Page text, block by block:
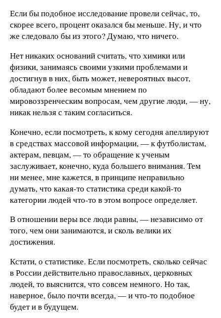
Если бы подобное исследование провели сейчас, то,
скорее всего, процент оказался бы меньше. Ну, и что
же следовало бы из этого? Думаю, что ничего.
Нет никаких оснований считать, что химики или
физики, занимаясь своими узкими проблемами и
достигнув в них, быть может, невероятных высот,
обладают более весомым мнением по
мировоззренческим вопросам, чем другие люди, — ну,
никак нельзя с таким согласиться.
Конечно, если посмотреть, к кому сегодня апеллируют
в средствах массовой информации, — к футболистам,
актерам, певцам, — то обращение к ученым
заслуживает, конечно, куда большего внимания. Тем
ни менее, мне кажется, в принципе неправильно
думать, что какая-то статистика среди какой-то
категории людей что-то в этом вопросе определяет.
В отношении веры все люди равны, — независимо от
того, чем они занимаются, и сколь велики их
достижения.
Кстати, о статистике. Если посмотреть, сколько сейчас
в России действительно православных, церковных
людей, то выяснится, что совсем немного. Но так,
наверное, было почти всегда, — и что-то подобное
будет и в будущем.